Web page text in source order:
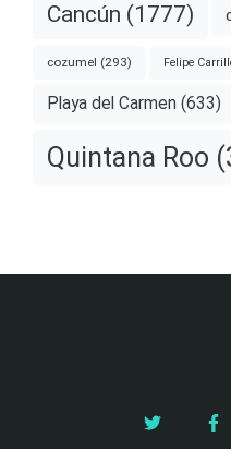
Cancún (1777)
cozumel (293) Felipe
Playa del Carmen (633)
Quintana Roo